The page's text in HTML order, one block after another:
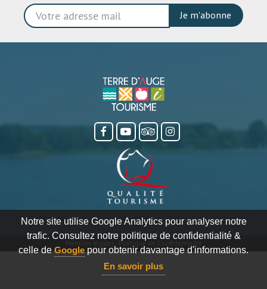
Notre site utilise Google Analytics pour analyser notre
trafic. Consultez notre politique de confidentialité &
celle de Google pour obtenir davantage d'informations.
En savoir plus
Je m'abonne
Politique de Confidentialité